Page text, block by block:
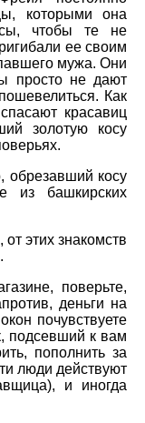
которыми она
чтобы те не
ее своим
мужа. Они
просто не дают
Как
красавиц
золотую косу
обрезавший косу
из башкирских
этих знакомств
поверьте,
деньги на
почувствуете
подсевший к вам
пополнить за
люди действуют
и иногда